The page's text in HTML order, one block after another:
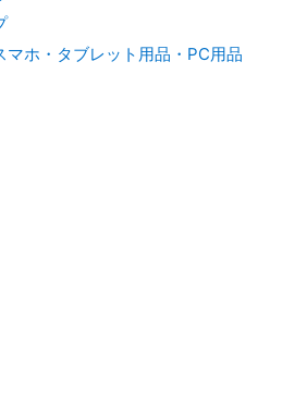
マホ・タブレット用品・PC用品